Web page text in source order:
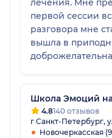
лечения. Мне
первой сессии
разговора мне
вышла в
все имеющиеся
информацию. Все
суеты. И это
взгляд.
Школа Эмоций
4.8140 отзывов
г Санкт-Петербург,
Новочеркасская